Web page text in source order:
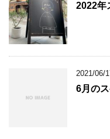
2022年
2021/06/
6月の